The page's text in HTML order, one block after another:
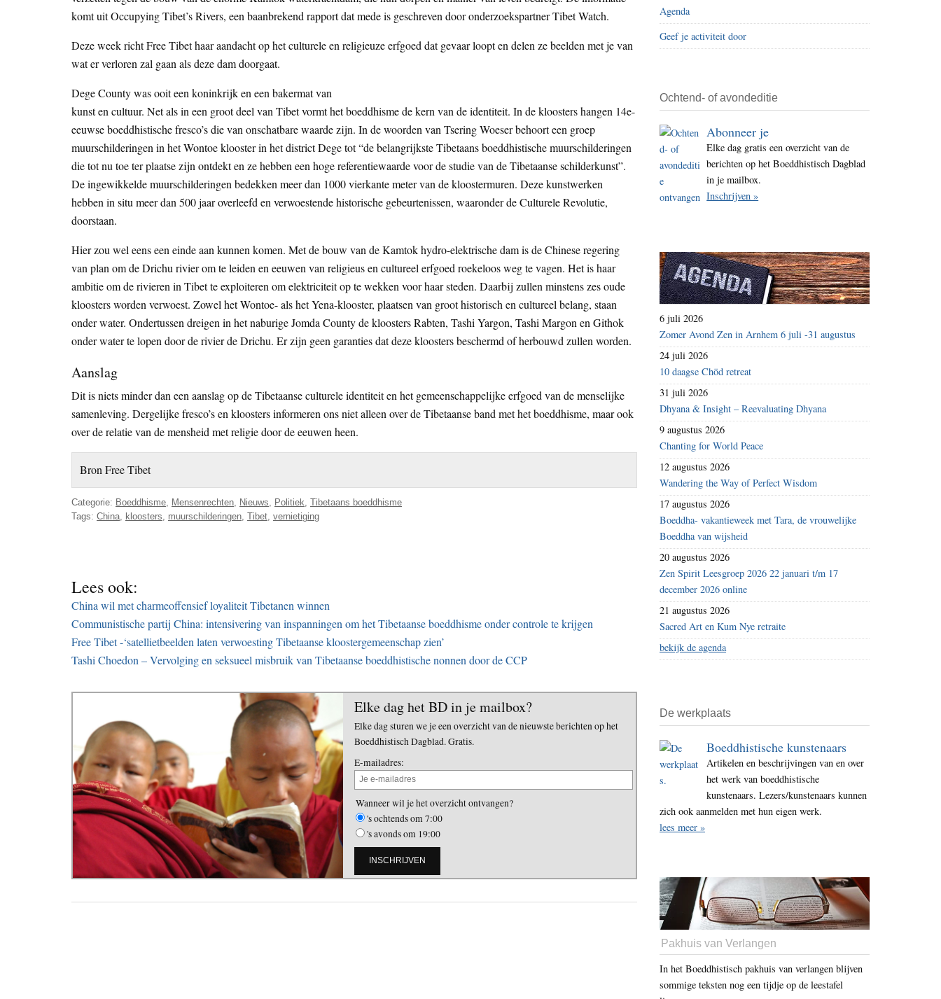
i
t
e
komt uit Occupying Tibet’s Rivers, een baanbrekend rapport dat mede is geschreven door onderzoekspartner Tibet Watch.
Deze week richt Free Tibet haar aandacht op het culturele en religieuze erfgoed dat gevaar loopt en delen ze beelden met je van
wat er verloren zal gaan als deze dam doorgaat.
Dege County was ooit een koninkrijk en een bakermat van
kunst en cultuur. Net als in een groot deel van Tibet vormt het boeddhisme de kern van de identiteit. In de kloosters hangen 14e-
eeuwse boeddhistische fresco’s die van onschatbare waarde zijn. In de woorden van Tsering Woeser behoort een groep
muurschilderingen in het Wontoe klooster in het district Dege tot “de belangrijkste Tibetaans boeddhistische muurschilderingen
die tot nu toe ter plaatse zijn ontdekt en ze hebben een hoge referentiewaarde voor de studie van de Tibetaanse schilderkunst”.
De ingewikkelde muurschilderingen bedekken meer dan 1000 vierkante meter van de kloostermuren. Deze kunstwerken
hebben in situ meer dan 500 jaar overleefd en verwoestende historische gebeurtenissen, waaronder de Culturele Revolutie,
doorstaan.
Hier zou wel eens een einde aan kunnen komen. Met de bouw van de Kamtok hydro-elektrische dam is de Chinese regering
van plan om de Drichu rivier om te leiden en eeuwen van religieus en cultureel erfgoed roekeloos weg te vagen. Het is haar
ambitie om de rivieren in Tibet te exploiteren om elektriciteit op te wekken voor haar steden. Daarbij zullen minstens zes oude
kloosters worden verwoest. Zowel het Wontoe- als het Yena-klooster, plaatsen van groot historisch en cultureel belang, staan
onder water. Ondertussen dreigen in het naburige Jomda County de kloosters Rabten, Tashi Yargon, Tashi Margon en Githok
onder water te lopen door de rivier de Drichu. Er zijn geen garanties dat deze kloosters beschermd of herbouwd zullen worden.
Aanslag
Dit is niets minder dan een aanslag op de Tibetaanse culturele identiteit en het gemeenschappelijke erfgoed van de menselijke
samenleving. Dergelijke fresco’s en kloosters informeren ons niet alleen over de Tibetaanse band met het boeddhisme, maar ook
over de relatie van de mensheid met religie door de eeuwen heen.
Bron Free Tibet
Categorie: Boeddhisme Mensenrechten Nieuws Politiek Tibetaans boeddhisme
Tags: China kloosters muurschilderingen Tibet vernietiging
Lees ook:
China wil met charmeoffensief loyaliteit Tibetanen winnen
Communistische partij China: intensivering van inspanningen om het Tibetaanse boeddhisme onder controle te krijgen
Free Tibet -‘satellietbeelden laten verwoesting Tibetaanse kloostergemeenschap zien’
Tashi Choedon – Vervolging en seksueel misbruik van Tibetaanse boeddhistische nonnen door de CCP
Elke dag het BD in je mailbox?
Elke dag sturen we je een overzicht van de nieuwste berichten op het
Boeddhistisch Dagblad. Gratis.
E-mailadres:
Wanneer wil je het overzicht ontvangen?
's ochtends om 7:00
's avonds om 19:00
Agenda
Geef je activiteit door
Ochtend- of avondeditie
Abonneer je
Elke dag gratis een overzicht van de
berichten op het Boeddhistisch Dagblad
in je mailbox.
Inschrijven »
6 juli 2026
Zomer Avond Zen in Arnhem 6 juli -31 augustus
24 juli 2026
10 daagse Chöd retreat
31 juli 2026
Dhyana & Insight – Reevaluating Dhyana
9 augustus 2026
Chanting for World Peace
12 augustus 2026
Wandering the Way of Perfect Wisdom
17 augustus 2026
Boeddha- vakantieweek met Tara, de vrouwelijke
Boeddha van wijsheid
20 augustus 2026
Zen Spirit Leesgroep 2026 22 januari t/m 17
december 2026 online
21 augustus 2026
Sacred Art en Kum Nye retraite
bekijk de agenda
De werkplaats
Boeddhistische kunstenaars
Artikelen en beschrijvingen van en over
het werk van boeddhistische
kunstenaars. Lezers/kunstenaars kunnen
zich ook aanmelden met hun eigen werk.
lees meer »
Pakhuis van Verlangen
In het Boeddhistisch pakhuis van verlangen blijven
sommige teksten nog een tijdje op de leestafel